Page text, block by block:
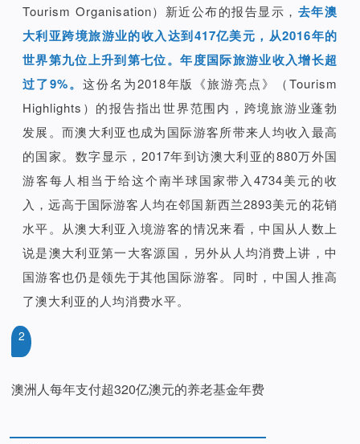
Tourism Organisation）新近公布的报告显示， 去年澳
大利亚跨境旅游业的收入达到417亿美元，从2016年的
世界第九位上升到第七位。年度国际旅游业收入增长超
过了9%。 这份名为2018年版《旅游亮点》（Tourism
Highlights）的报告指出世界范围内，跨境旅游业蓬勃
发展。而澳大利亚也成为国际游客所带来人均收入最高
的国家。数字显示，2017年到访澳大利亚的880万外国
游客每人相当于给这个南半球国家带入4734美元的收
入，远高于国际游客人均在邻国新西兰2893美元的花销
水平。从澳大利亚入境游客的情况来看，中国从人数上
说是澳大利亚第一大客源国，另外从人均消费上讲，中
国游客也仍是领先于其他国际游客。同时，中国人推高
了澳大利亚的人均消费水平。
2
澳洲人每年支付超320亿澳元的养老基金年费